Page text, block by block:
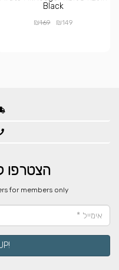
Black
₪149
₪169
הצטרפו
for members only
!SIGN ME UP